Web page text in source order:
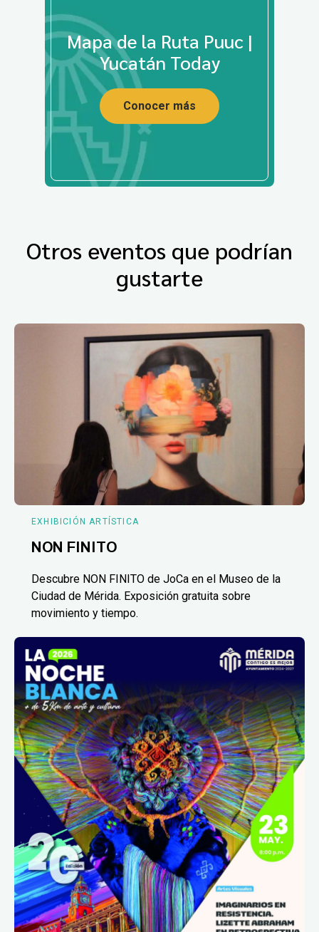
Mapa de la Ruta Puuc |
Yucatán Today
Conocer más
Otros eventos que podrían
gustarte
EXHIBICIÓN ARTÍSTICA
NON FINITO
Descubre NON FINITO de JoCa en el Museo de la
Ciudad de Mérida. Exposición gratuita sobre
movimiento y tiempo.